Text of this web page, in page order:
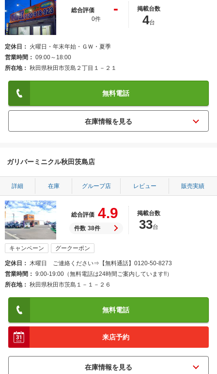
総合評価 -
0件
掲載台数
4台
定休日
火曜日・年末年始・ＧＷ・夏季
営業時間
09:00～18:00
所在地
秋田県秋田市茨島２丁目１－２１
無料電話
ガリバーミニクル秋田茨島店
詳細 在庫 グループ店 レビュー 販売実績
総合評価 4.9
件数 38件
掲載台数
33台
キャンペーン グークーポン
定休日
木曜日 ご連絡ください⇒【無料通話】0120-50-8273
営業時間
9:00-19:00（無料電話は24時間ご案内しています!!）
所在地
秋田県秋田市茨島１－１－２６
無料電話
来店予約